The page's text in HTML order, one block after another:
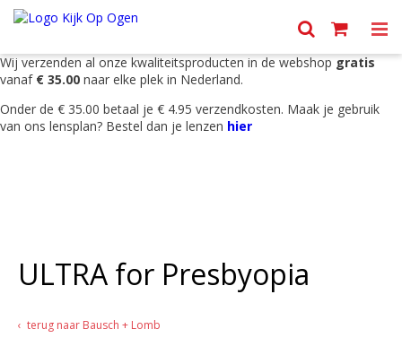
Wij verzenden al onze kwaliteitsproducten in de webshop gratis
vanaf € 35.00 naar elke plek in Nederland.
Onder de € 35.00 betaal je € 4.95 verzendkosten. Maak je gebruik
van ons lensplan? Bestel dan je lenzen hier
ULTRA for Presbyopia
terug naar Bausch + Lomb